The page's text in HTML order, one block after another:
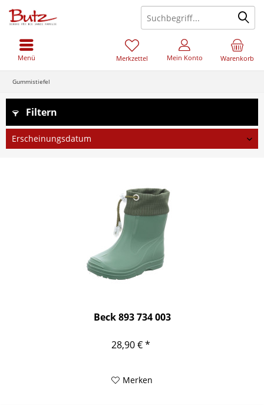
Warenkorb
Merkzettel Mein Konto
Menü
Gummistiefel
Filtern
Beck 893 734 003
28,90 € *
Merken